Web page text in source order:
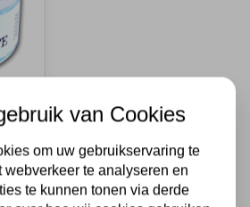
van Cookies
om uw gebruikservaring te
webverkeer te analyseren en
te kunnen tonen via derde